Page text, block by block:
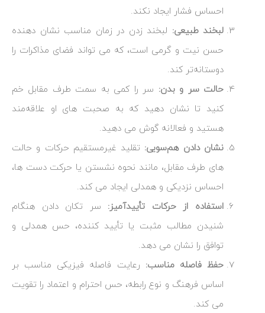
احساس فشار ایجاد نکند.
لبخند طبیعی: لبخند زدن در زمان مناسب نشان‌ دهنده
حسن نیت و گرمی است، که می‌ تواند فضای مذاکرات را
دوستانه‌تر کند.
حالت سر و بدن: سر را کمی به سمت طرف مقابل خم
کنید تا نشان دهید که به صحبت ‌های او علاقه‌مند
هستید و فعالانه گوش می ‌دهید.
نشان دادن هم‌سویی: تقلید غیرمستقیم حرکات و حالت
‌های طرف مقابل، مانند نحوه نشستن یا حرکت دست ‌ها،
احساس نزدیکی و همدلی ایجاد می‌ کند.
استفاده از حرکات تأییدآمیز: سر تکان دادن هنگام
شنیدن مطالب مثبت یا تأیید کننده، حس همدلی و
توافق را نشان می‌ دهد.
حفظ فاصله مناسب: رعایت فاصله فیزیکی مناسب بر
اساس فرهنگ و نوع رابطه، حس احترام و اعتماد را تقویت
می ‌کند.